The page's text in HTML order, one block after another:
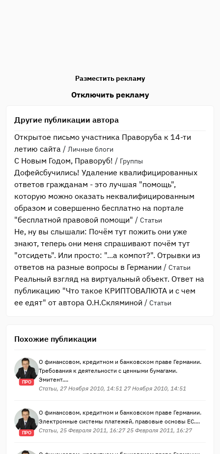
Разместить рекламу
Отключить рекламу
Другие публикации автора
Открытое письмо участника Праворуба к 14-ти
летию сайта / Личные блоги
С Новым Годом, Праворуб! / Группы
Дофейсбучились! Удаление квалифицированных
ответов гражданам - это лучшая "помощь",
которую можно оказать неквалифицированным
образом и совершенно бесплатно на портале
"бесплатной правовой помощи" / Статьи
Не, ну вы слышали: Почём тут пожить они уже
знают, теперь они меня спрашивают почём тут
"отсидеть". Или просто: "...а компот?". Отрывки из
ответов на разные вопросы в Германии / Статьи
Реальный взгляд на виртуальный объект. Ответ на
публикацию "Что такое КРИПТОВАЛЮТА и с чем
ее едят" от автора О.Н.Скляминой / Статьи
Похожие публикации
ПРО
О финансовом, кредитном и банковском праве Германии.
Требования к деятельности с ценными бумагами.
Эмитент....
Статьи, 27 Ноября 2010, 14:51 27 Ноября 2010, 14:51
ПРО
О финансовом, кредитном и банковском праве Германии.
Электронные системы платежей, правовые основы ЕС....
Статьи, 25 Февраля 2011, 16:27 25 Февраля 2011, 16:27